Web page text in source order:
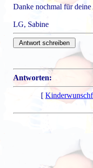
Danke nochmal für
LG, Sabine
Antworten:
[